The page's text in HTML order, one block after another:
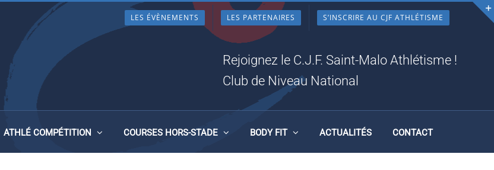
LES ÉVÈNEMENTS LES PARTENAIRES S’INSCRIRE AU CJF ATHLÉTISME
Rejoignez le C.J.F. Saint-Malo Athlétisme !
Club de Niveau National
ATHLÉ COMPÉTITION COURSES HORS-STADE BODY FIT ACTUALITÉS CONTACT
TORUN (POLOGNE) DU 24